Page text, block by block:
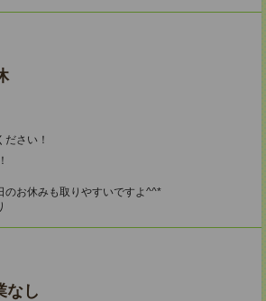
さい！
のお休みも取りやすいですよ^^*
なし